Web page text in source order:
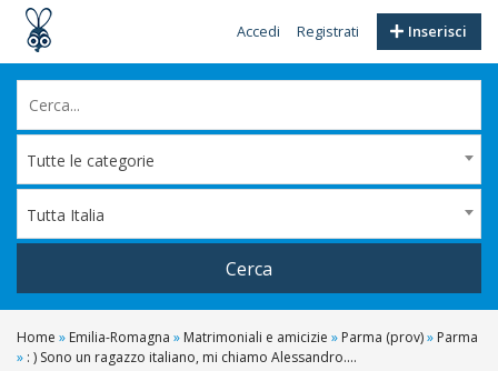
Inserisci
Accedi Registrati
Tutte le categorie
Tutta Italia
Cerca
Home » Emilia-Romagna » Matrimoniali e amicizie » Parma (prov)» Parma
» : ) Sono un ragazzo italiano, mi chiamo Alessandro....